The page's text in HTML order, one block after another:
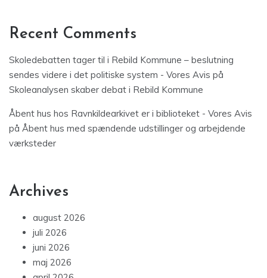
Recent Comments
Skoledebatten tager til i Rebild Kommune – beslutning
sendes videre i det politiske system - Vores Avis på
Skoleanalysen skaber debat i Rebild Kommune
Åbent hus hos Ravnkildearkivet er i biblioteket - Vores Avis
på Åbent hus med spændende udstillinger og arbejdende
værksteder
Archives
august 2026
juli 2026
juni 2026
maj 2026